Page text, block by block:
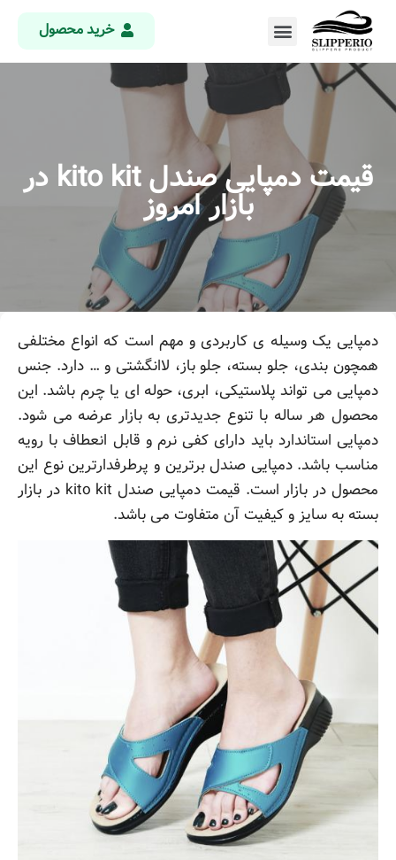
خرید محصول
قیمت دمپایی صندل kito kit در
بازار امروز
دمپایی یک وسیله ی کاربردی و مهم است که انواع مختلفی
همچون بندی، جلو بسته، جلو باز، لاانگشتی و … دارد. جنس
دمپایی می تواند پلاستیکی، ابری، حوله ای یا چرم باشد. این
محصول هر ساله با تنوع جدیدتری به بازار عرضه می شود.
دمپایی استاندارد باید دارای کفی نرم و قابل انعطاف با رویه
مناسب باشد. دمپایی صندل برترین و پرطرفدارترین نوع این
محصول در بازار است. قیمت دمپایی صندل kito kit در بازار
بسته به سایز و کیفیت آن متفاوت می باشد.